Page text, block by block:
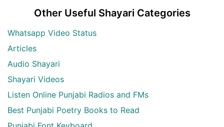
Other Useful Shayari Categories
Whatsapp Video Status
Articles
Audio Shayari
Shayari Videos
Listen Online Punjabi Radios and FMs
Best Punjabi Poetry Books to Read